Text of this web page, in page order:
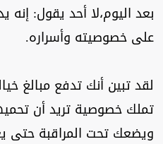
بعد اليوم،لا أحد يقول: إنه
على خصوصيته وأسراره.
لقد تبين أنك تدفع مبالغ
تملك خصوصية تريد أن
ويضعك تحت المراقبة حتى